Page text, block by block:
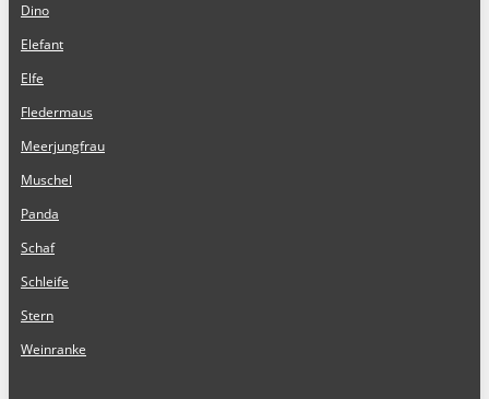
Dino
Elefant
Elfe
Fledermaus
Meerjungfrau
Muschel
Panda
Schaf
Schleife
Stern
Weinranke